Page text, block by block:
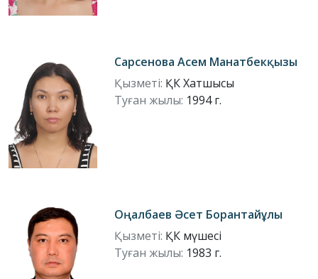
Сарсенова Асем Манатбекқызы
Қызметі: ҚК Хатшысы
Туған жылы: 1994 г.
Оңалбаев Әсет Борантайұлы
Қызметі: ҚК мүшесі
Туған жылы: 1983 г.